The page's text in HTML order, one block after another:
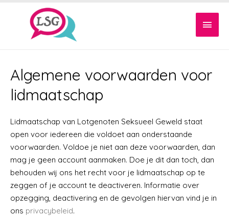
Algemene voorwaarden voor
lidmaatschap
Lidmaatschap van Lotgenoten Seksueel Geweld staat
open voor iedereen die voldoet aan onderstaande
voorwaarden. Voldoe je niet aan deze voorwaarden, dan
mag je geen account aanmaken. Doe je dit dan toch, dan
behouden wij ons het recht voor je lidmaatschap op te
zeggen of je account te deactiveren. Informatie over
opzegging, deactivering en de gevolgen hiervan vind je in
ons privacybeleid.